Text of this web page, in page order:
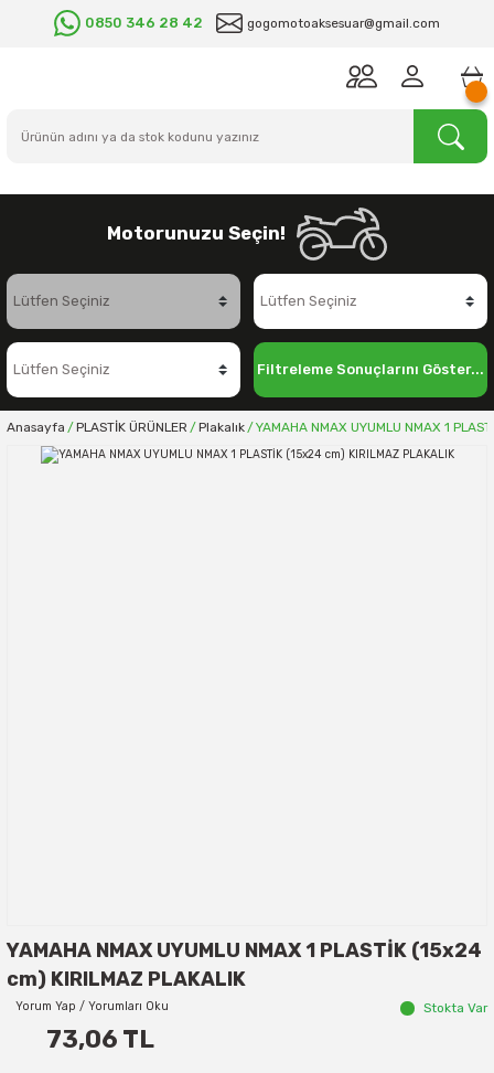
0850 346 28 42 gogomotoaksesuar@gmail.com
Motorunuzu Seçin!
Filtreleme Sonuçlarını Göster...
Anasayfa PLASTİK ÜRÜNLER Plakalık YAMAHA NMAX UYUMLU NMAX 1
YAMAHA NMAX UYUMLU NMAX 1 PLASTİK (15x24
cm) KIRILMAZ PLAKALIK
Yorum Yap / Yorumları Oku Stokta Var
73,06 TL